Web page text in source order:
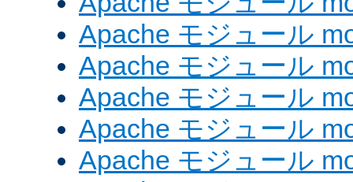
Apache モジュール
Apache モジュール
Apache モジュール
Apache モジュール
Apache モジュール